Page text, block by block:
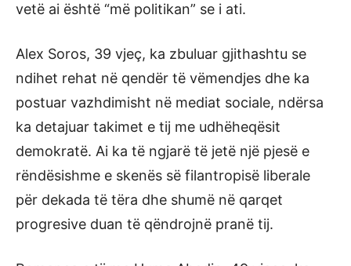
vetë ai është “më politikan” se i ati.
Alex Soros, 39 vjeç, ka zbuluar gjithashtu se
ndihet rehat në qendër të vëmendjes dhe ka
postuar vazhdimisht në mediat sociale, ndërsa
ka detajuar takimet e tij me udhëheqësit
demokratë. Ai ka të ngjarë të jetë një pjesë e
rëndësishme e skenës së filantropisë liberale
për dekada të tëra dhe shumë në qarqet
progresive duan të qëndrojnë pranë tij.